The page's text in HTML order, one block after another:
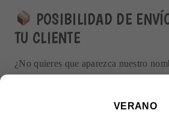
POSIBILIDAD DE
TU CLIENTE
¿No quieres que aparezca nuestro
lo has fabricado tú
VERANO